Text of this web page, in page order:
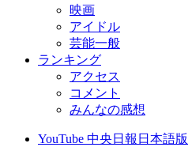
映画
アイドル
芸能一般
ランキング
アクセス
コメント
みんなの感想
YouTube 中央日報日本語版